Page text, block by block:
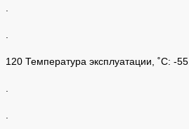
120 Температура эксплуатации, ˚С: -55.